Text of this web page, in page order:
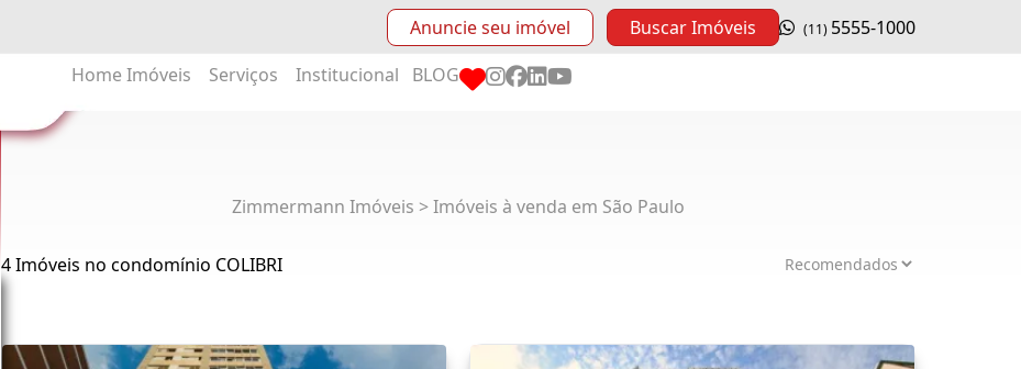
Anuncie seu imóvel Buscar Imóveis (11) 5555-1000
Home Imóveis Serviços Institucional BLOG
Zimmermann Imóveis > Imóveis à venda em São Paulo
4 Imóveis no condomínio COLIBRI